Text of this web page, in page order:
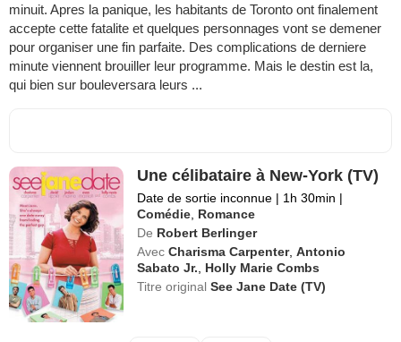
minuit. Apres la panique, les habitants de Toronto ont finalement
accepte cette fatalite et quelques personnages vont se demener
pour organiser une fin parfaite. Des complications de derniere
minute viennent brouiller leur programme. Mais le destin est la,
qui bien sur bouleversara leurs ...
Une célibataire à New-York (TV)
Date de sortie inconnue | 1h 30min |
Comédie Romance
De Robert Berlinger
Avec Charisma Carpenter,Antonio
Sabato Jr.
Holly Marie Combs
Titre originalSee Jane Date (TV)